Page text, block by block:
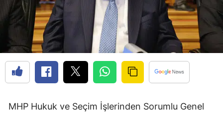
MHP Hukuk ve Seçim İşlerinden Sorumlu Genel